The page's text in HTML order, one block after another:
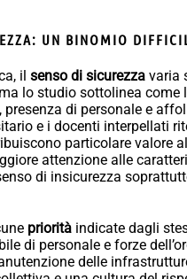
UN BINOMIO
il senso di sicurezza varia
lo studio sottolinea
di personale e
e i docenti interpellati
particolare valore
attenzione alle
di insicurezza
priorità indicate dagli
di personale e forze
delle